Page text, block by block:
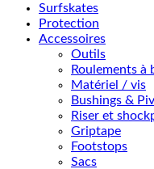
Surfskates
Protection
Accessoires
Outils
Roulements à
Matériel / vis
Bushings &
Riser et
Griptape
Footstops
Sacs